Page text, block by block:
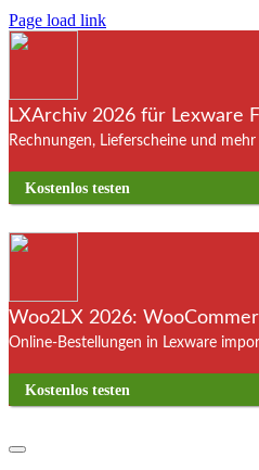
Page load link
LXArchiv 2026 für Lexware
Rechnungen, Lieferscheine und
Kostenlos testen
Woo2LX 2026:
Online-Bestellungen in Lexware
Kostenlos testen